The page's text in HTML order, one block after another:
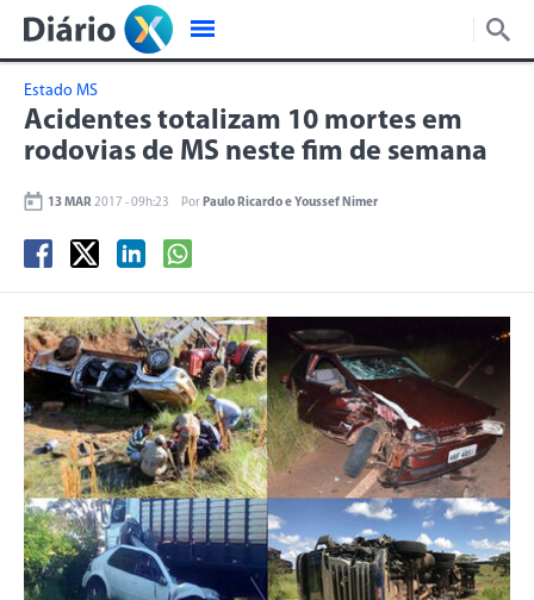
Estado MS
Acidentes totalizam 10 mortes em
rodovias de MS neste fim de semana
13 MAR 2017 - 09h:23 Por Paulo Ricardo e Youssef Nimer